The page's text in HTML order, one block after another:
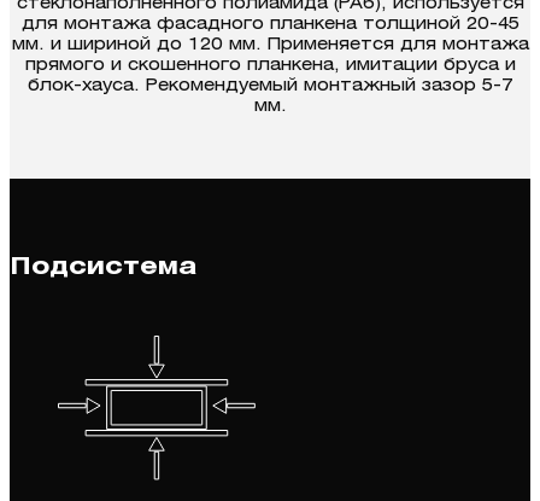
стеклонаполненного полиамида (PA6), используется
для монтажа фасадного планкена толщиной 20-45
мм. и шириной до 120 мм. Применяется для монтажа
прямого и скошенного планкена, имитации бруса и
блок-хауса. Рекомендуемый монтажный зазор 5-7
мм.
Подсистема